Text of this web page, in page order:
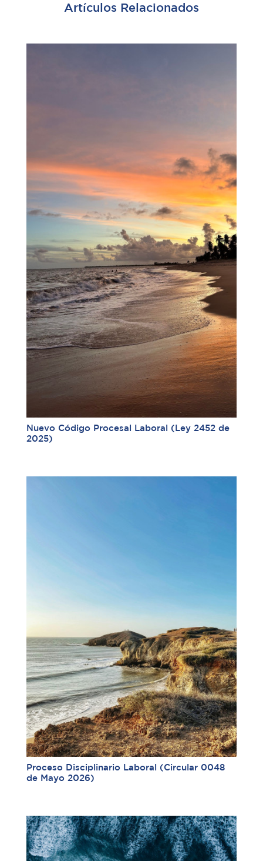
Artículos Relacionados
Nuevo Código Procesal Laboral (Ley 2452 de
2025)
Proceso Disciplinario Laboral (Circular 0048
de Mayo 2026)